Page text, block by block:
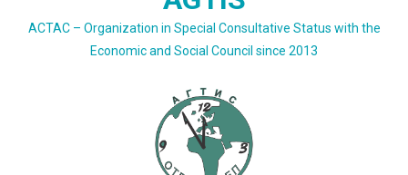
ACTAC – Organization in Special Consultative Status with the
Economic and Social Council since 2013